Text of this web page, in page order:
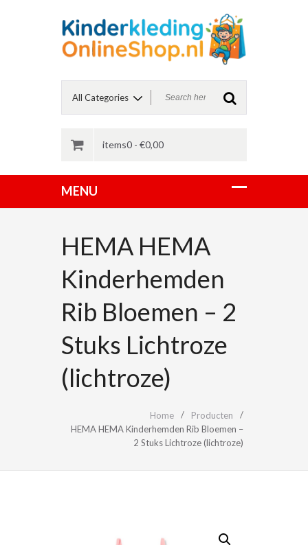
items0 - €0,00
HEMA HEMA
Kinderhemden
Rib Bloemen – 2
Stuks Lichtroze
(lichtroze)
Home
Producten
HEMA HEMA Kinderhemden Rib Bloemen –
2 Stuks Lichtroze (lichtroze)